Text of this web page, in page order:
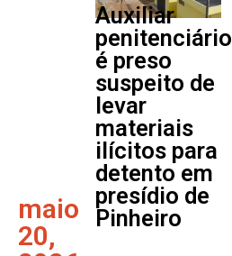
maio
20,
Auxiliar
penitenciário
é preso
suspeito de
levar
materiais
ilícitos para
detento em
presídio de
Pinheiro